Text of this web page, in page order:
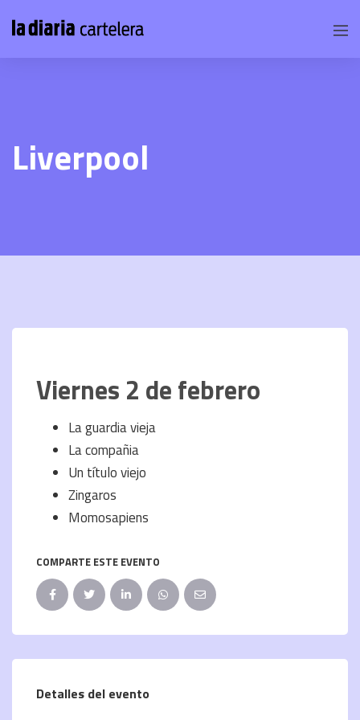
Liverpool
Viernes 2 de febrero
La guardia vieja
La compañia
Un título viejo
Zingaros
Momosapiens
COMPARTE ESTE EVENTO
Detalles del evento